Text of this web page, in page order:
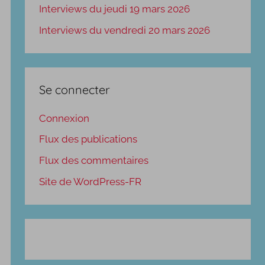
Interviews du jeudi 19 mars 2026
Interviews du vendredi 20 mars 2026
Se connecter
Connexion
Flux des publications
Flux des commentaires
Site de WordPress-FR